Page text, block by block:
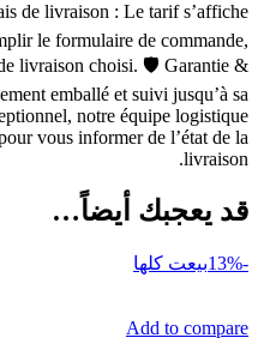
de livraison : Le tarif s’affiche
le formulaire de commande,
livraison choisi. 🛡 Garantie &
emballé et suivi jusqu’à sa
notre équipe logistique
vous informer de l’état de la
livraison.
قد يعجبك أيضاً…
-13% بيعت كلها
Add to compare